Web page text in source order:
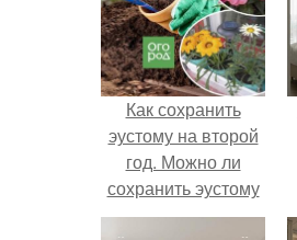
Как сохранить
эустому на второй
год. Можно ли
сохранить эустому
на второй год?